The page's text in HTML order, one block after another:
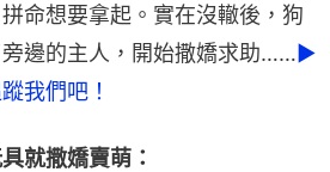
命想要拿起。實在沒轍後，狗
邊的主人，開始撒嬌求助……►
我們吧！
就撒嬌賣萌：